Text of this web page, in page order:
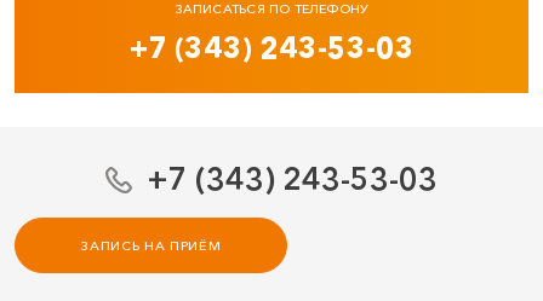
ЗАПИСАТЬСЯ ПО ТЕЛЕФОНУ
+7 (343) 243-53-03
+7 (343) 243-53-03
ЗАПИСЬ НА ПРИЁМ